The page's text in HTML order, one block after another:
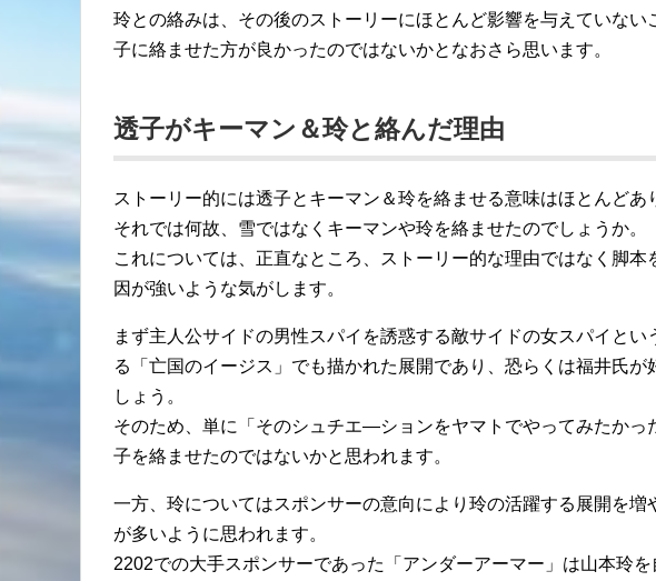
玲との絡みは、その後のストーリーにほとんど影響を与えていな
子に絡ませた方が良かったのではないかとなおさら思います。
透子がキーマン＆玲と絡んだ理由
ストーリー的には透子とキーマン＆玲を絡ませる意味はほとんどあ
それでは何故、雪ではなくキーマンや玲を絡ませたのでしょうか。
これについては、正直なところ、ストーリー的な理由ではなく脚
因が強いような気がします。
まず主人公サイドの男性スパイを誘惑する敵サイドの女スパイと
る「亡国のイージス」でも描かれた展開であり、恐らくは福井氏
しょう。
そのため、単に「そのシュチエ―ションをヤマトでやってみたかっ
子を絡ませたのではないかと思われます。
一方、玲についてはスポンサーの意向により玲の活躍する展開を
が多いように思われます。
2202での大手スポンサーであった「アンダーアーマー」は山本玲